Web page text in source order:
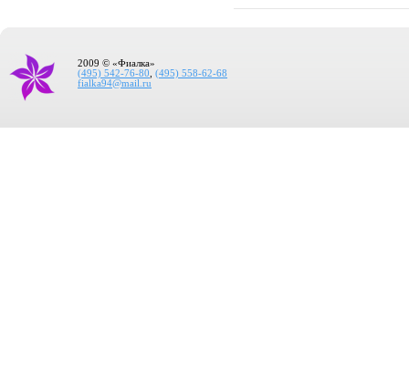
2009 © «Фиалка»
(495) 542-76-80
(495) 558-62-68
fialka94@mail.ru